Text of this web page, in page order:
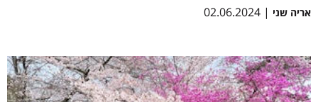
אריה שני | 02.06.2024